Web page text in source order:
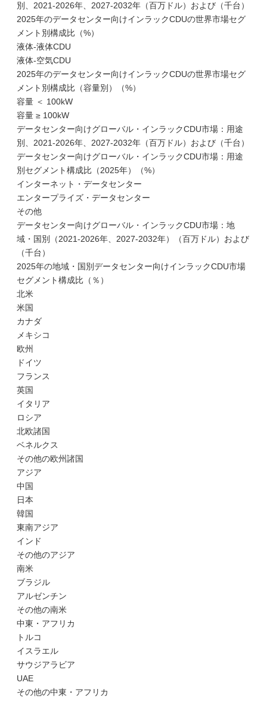
別、2021-2026年、2027-2032年（百万ドル）および（千台）
2025年のデータセンター向けインラックCDUの世界市場セグ
メント別構成比（%）
液体-液体CDU
液体-空気CDU
2025年のデータセンター向けインラックCDUの世界市場セグ
メント別構成比（容量別）（%）
容量 ＜ 100kW
容量 ≥ 100kW
データセンター向けグローバル・インラックCDU市場：用途
別、2021-2026年、2027-2032年（百万ドル）および（千台）
データセンター向けグローバル・インラックCDU市場：用途
別セグメント構成比（2025年）（%）
インターネット・データセンター
エンタープライズ・データセンター
その他
データセンター向けグローバル・インラックCDU市場：地
域・国別（2021-2026年、2027-2032年）（百万ドル）および
（千台）
2025年の地域・国別データセンター向けインラックCDU市場
セグメント構成比（％）
北米
米国
カナダ
メキシコ
欧州
ドイツ
フランス
英国
イタリア
ロシア
北欧諸国
ベネルクス
その他の欧州諸国
アジア
中国
日本
韓国
東南アジア
インド
その他のアジア
南米
ブラジル
アルゼンチン
その他の南米
中東・アフリカ
トルコ
イスラエル
サウジアラビア
UAE
その他の中東・アフリカ